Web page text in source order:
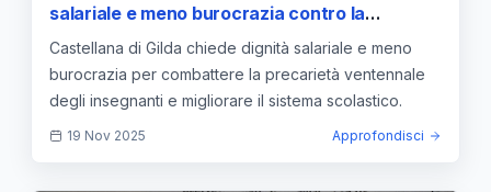
salariale e meno burocrazia contro la
precarietà ventennale” — approfondimento e
guida
Castellana di Gilda chiede dignità salariale e meno
burocrazia per combattere la precarietà ventennale
degli insegnanti e migliorare il sistema scolastico.
19 Nov 2025 Approfondisci